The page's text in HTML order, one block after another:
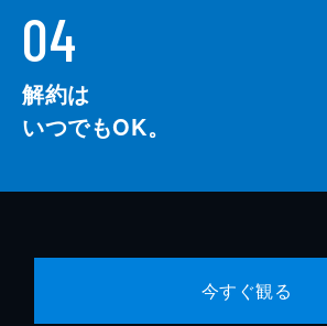
04
解約は
いつでもOK。
今すぐ観る